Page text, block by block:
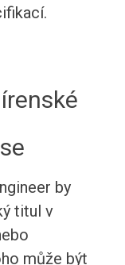
by
titul v
může být